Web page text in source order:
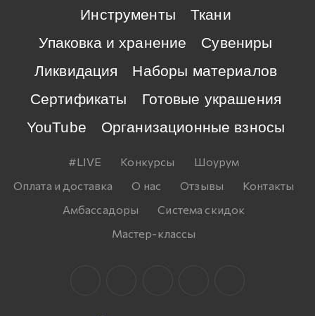
Инструменты
Ткани
Упаковка и хранение
Сувениры
Ликвидация
Наборы материалов
Сертификаты
Готовые украшения
YouTube
Организационные взносы
#LIVE Конкурсы
Шоурум
Оплата и доставка
О нас Отзывы
Контакты
Амбассадоры
Система скидок
Мастер-классы